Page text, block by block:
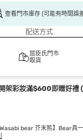
查看門市庫存 (可能有時間誤
配送方式
屈臣氏門市
取貨
架彩妝滿$600即贈好禮
bear 芥末熊】Bear具